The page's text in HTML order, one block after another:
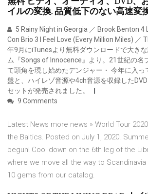
イルの変換. 品質低下のない高速変
5 Rainy Night in Georgia ／ Brook Benton 4
Con Brio 3 I Feel Love (Every Million Miles) ／
年9月にiTunesより無料ダウンロードで大き
ム『Songs of Innocence』より。21世紀の名
て頭角を現し始めたデンジャー・ 今年に入っ
盤と、ハイレゾ音源や4ch音源を収録した
セットが発売されました。
9 Comments
Latest News more news » World Tour
the Baltics. Posted on July 1, 2020.
begun! Cool down on the 6th leg of the
where we move all the way to
10 gems from our catalog.